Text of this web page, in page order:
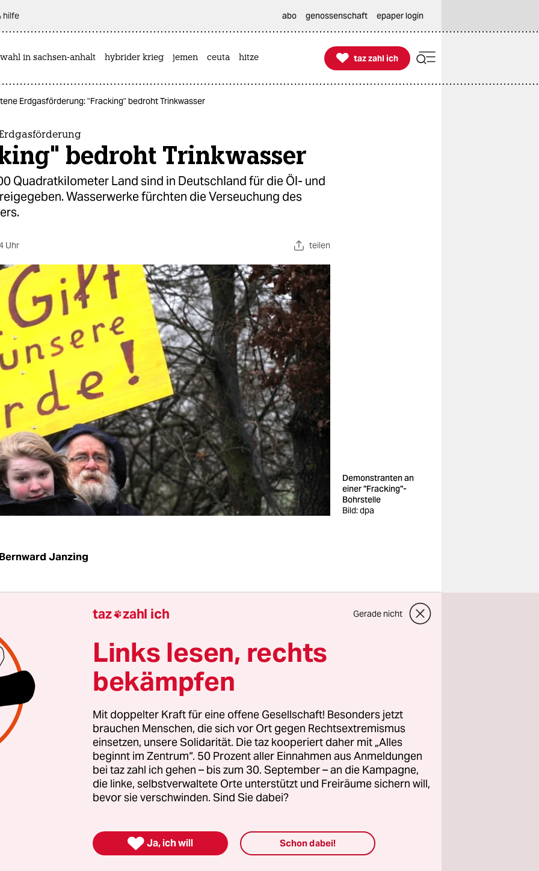
hilfe abo genossenschaft epaper login
in sachsen-anhalt hybrider krieg jemen ceuta hitze 
taz zahl ich
taz zahl ich
Erdgasförderung: "Fracking" bedroht Trinkwasser
bedroht Trinkwasser
Quadratkilometer Land sind in Deutschland für die Öl- und
Wasserwerke fürchten die Verseuchung des
Uhr teilen
Demonstranten an
einer "Fracking"-
Bohrstelle
Bild: dpa
Bernward Janzing
Der Energiehunger der Welt, der ökologisch so
Methoden wie das sogenannte Fracking salonfähig
auch in Deutschland zum Risiko für die
werden. Davor hat jetzt die
Wasserwerke Bodensee-Rhein (AWBR) gewarnt,
von mehr als 70 Wasserwerken aus fünf Ländern:
in Deutschland kommt eine neuartige
zu."
Begriff kommt von "Hydraulic Fracturing" - funktioniert
dem eine Reihe von Chemikalien beigesetzt sind: etwa
Oxidationsmittel, Enzyme und Biozide. "Viele
der Einsatz von hohem Druck in die Grundwasserwelt
taz zahl ich Gerade nicht
Links lesen, rechts
bekämpfen
Mit doppelter Kraft für eine offene Gesellschaft! Besonders jetzt
brauchen Menschen, die sich vor Ort gegen Rechtsextremismus
einsetzen, unsere Solidarität. Die taz kooperiert daher mit „Alles
beginnt im Zentrum“. 50 Prozent aller Einnahmen aus Anmeldungen
bei taz zahl ich gehen – bis zum 30. September – an die Kampagne,
die linke, selbstverwaltete Orte unterstützt und Freiräume sichern will,
bevor sie verschwinden. Sind Sie dabei?
 Ja, ich will Schon dabei!